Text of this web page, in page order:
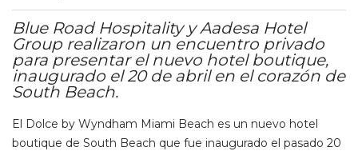
Blue Road Hospitality y Aadesa Hotel
Group realizaron un encuentro privado
para presentar el nuevo hotel boutique,
inaugurado el 20 de abril en el corazón de
South Beach.
El Dolce by Wyndham Miami Beach es un nuevo hotel
boutique de South Beach que fue inaugurado el pasado 20